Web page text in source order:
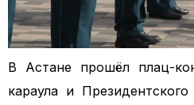
В Астане прошёл плац-
караула и